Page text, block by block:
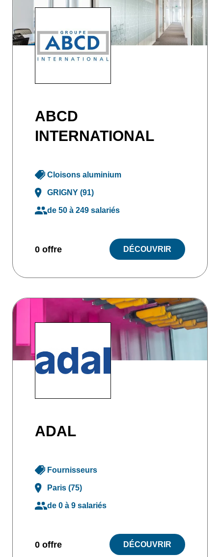
ABCD
INTERNATIONAL
Cloisons aluminium
GRIGNY (91)
de 50 à 249 salariés
0 offre DÉCOUVRIR
ADAL
Fournisseurs
Paris (75)
de 0 à 9 salariés
0 offre DÉCOUVRIR